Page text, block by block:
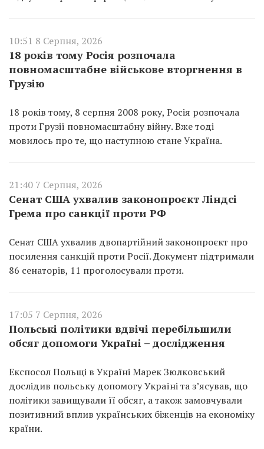
10:51 8 Серпня, 2026
18 років тому Росія розпочала
повномасштабне військове вторгнення в
Грузію
18 років тому, 8 серпня 2008 року, Росія розпочала
проти Грузії повномасштабну війну. Вже тоді
мовилось про те, що наступною стане Україна.
21:40 7 Серпня, 2026
Сенат США ухвалив законопроєкт Ліндсі
Грема про санкції проти РФ
Сенат США ухвалив двопартійний законопроєкт про
посилення санкцій проти Росії. Документ підтримали
86 сенаторів, 11 проголосували проти.
17:05 7 Серпня, 2026
Польські політики вдвічі перебільшили
обсяг допомоги Україні – дослідження
Експосол Польщі в Україні Марек Зюлковський
дослідив польську допомогу Україні та з’ясував, що
політики завищували її обсяг, а також замовчували
позитивний вплив українських біженців на економіку
країни.